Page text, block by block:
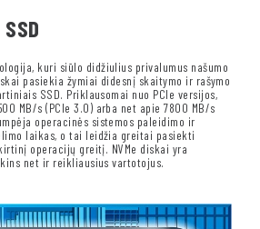
kuri siūlo didžiulius privalumus našumo
pasiekia žymiai didesnį skaitymo ir rašymo
SSD. Priklausomai nuo PCIe versijos,
MB/s (PCIe 3.0) arba net apie 7800 MB/s
operacinės sistemos paleidimo ir
laikas, o tai leidžia greitai pasiekti
operacijų greitį. NVMe diskai yra
net ir reikliausius vartotojus.